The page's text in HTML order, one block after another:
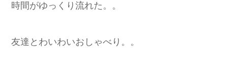
時間がゆっくり流れた。。
友達とわいわいおしゃべり。。